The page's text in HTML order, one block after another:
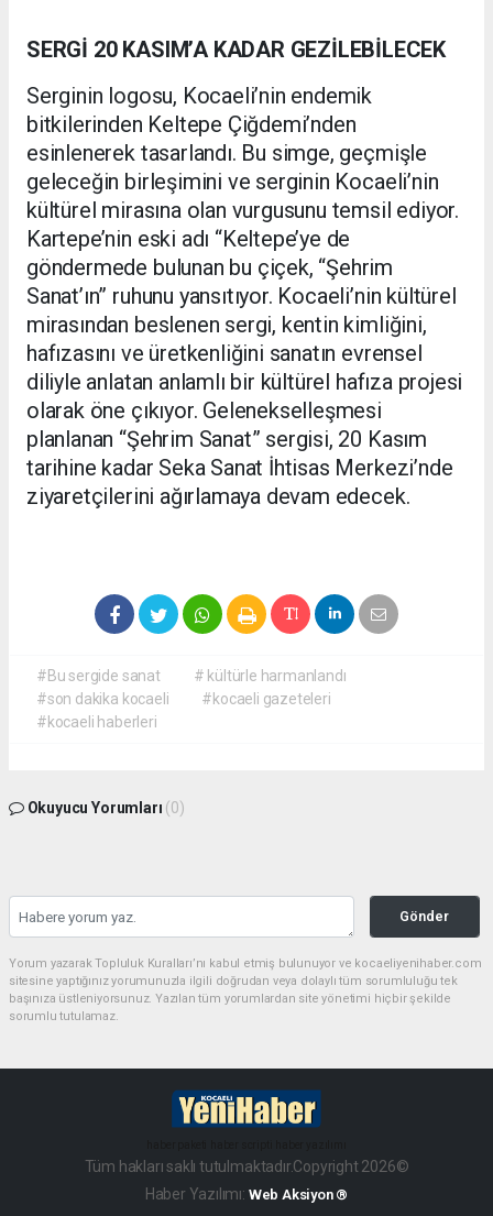
SERGİ 20 KASIM’A KADAR GEZİLEBİLECEK
Serginin logosu, Kocaeli’nin endemik
bitkilerinden Keltepe Çiğdemi’nden
esinlenerek tasarlandı. Bu simge, geçmişle
geleceğin birleşimini ve serginin Kocaeli’nin
kültürel mirasına olan vurgusunu temsil ediyor.
Kartepe’nin eski adı “Keltepe’ye de
göndermede bulunan bu çiçek, “Şehrim
Sanat’ın” ruhunu yansıtıyor. Kocaeli’nin kültürel
mirasından beslenen sergi, kentin kimliğini,
hafızasını ve üretkenliğini sanatın evrensel
diliyle anlatan anlamlı bir kültürel hafıza projesi
olarak öne çıkıyor. Gelenekselleşmesi
planlanan “Şehrim Sanat” sergisi, 20 Kasım
tarihine kadar Seka Sanat İhtisas Merkezi’nde
ziyaretçilerini ağırlamaya devam edecek.
#Bu sergide sanat
# kültürle harmanlandı
#son dakika kocaeli
#kocaeli gazeteleri
#kocaeli haberleri
Okuyucu Yorumları (0)
Gönder
Yorum yazarak Topluluk Kuralları’nı kabul etmiş bulunuyor ve kocaeliyenihaber.com
sitesine yaptığınız yorumunuzla ilgili doğrudan veya dolaylı tüm sorumluluğu tek
başınıza üstleniyorsunuz. Yazılan tüm yorumlardan site yönetimi hiçbir şekilde
sorumlu tutulamaz.
Tüm hakları saklı tutulmaktadır.Copyright 2026©
Haber Yazılımı: Web Aksiyon ®